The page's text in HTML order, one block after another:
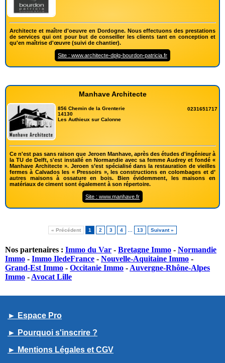
Architecte et maître d'oeuvre en Dordogne. Nous effectuons des prestations
de services qui ont pour but de conseiller les clients tant en conception et
qu'en maîtrise d'œuvre (suivi de chantier).
Site : www.architecte-dplg-bourdon-patricia.fr
Manhave Architecte
856 Chemin de la Grenterie
14130
Les Authieux sur Calonne
0231651717
Ce n'est pas sans raison que Jeroen Manhave, après des études d'ingénieur à
la TU de Delft, s'est installé en Normandie avec sa femme Audrey et fondé «
Manhave Architecte ». Jeroen s’est spécialisé dans la restauration de vieilles
fermes à Calvados les « Pressoirs », les constructions en colombages et d’
autres maisons à ossature en bois. Bien évidemment, les maisons en
matériaux de ciment sont également à son répertoire.
Site : www.manhave.fr
« Précédent 1 2 3 4 13 Suivant »
Nos partenaires : Immo du Var - Bretagne Immo - Normandie
Immo - Immo IledeFrance - Nouvelle-Aquitaine Immo -
Grand-Est Immo - Occitanie Immo - Auvergne-Rhône-Alpes
Immo - Avocat Lille
► Espace Pro
► Pourquoi s'inscrire ?
► Mentions Légales et CGV